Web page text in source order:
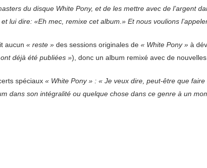
du disque White Pony, et de les mettre avec de l’argent
lui dire: «Eh mec, remixe cet album.» Et nous voulions
aucun « reste » des sessions originales de « White Pony » à
déjà été publiées »), donc un album remixé avec de
spéciaux « White Pony » : « Je veux dire, peut-être que
dans son intégralité ou quelque chose dans ce genre à un